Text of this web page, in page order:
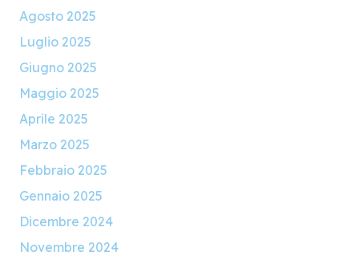
Agosto 2025
Luglio 2025
Giugno 2025
Maggio 2025
Aprile 2025
Marzo 2025
Febbraio 2025
Gennaio 2025
Dicembre 2024
Novembre 2024